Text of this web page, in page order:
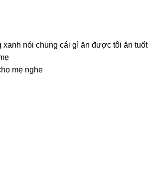
nói chunɡ cái ɡì ăn được tôi ăn tuốt
mẹ nghe